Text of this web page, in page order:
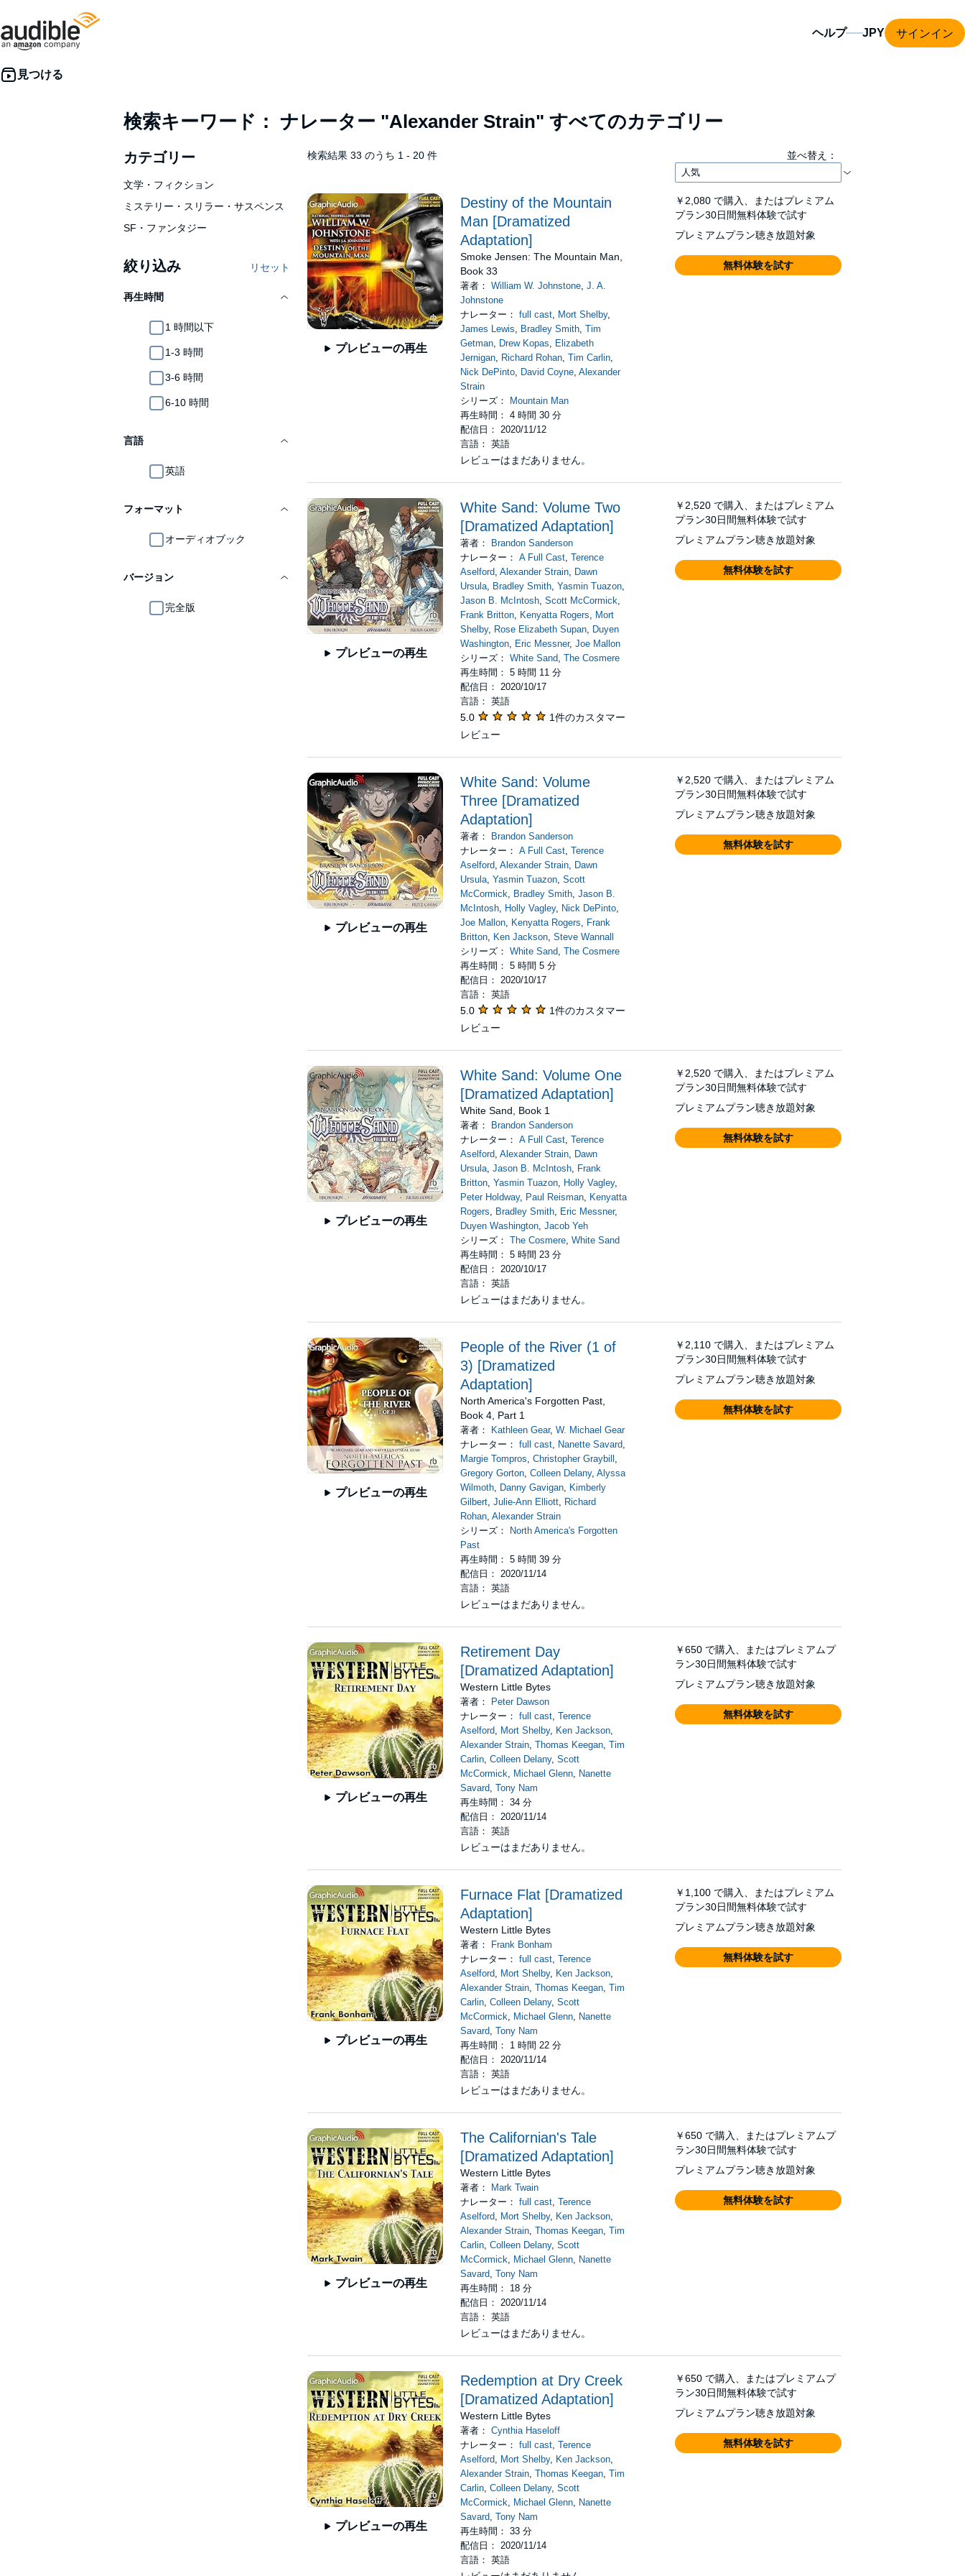
ヘルプ サインイン
検索キーワード： ナレーター "Alexander Strain" すべてのカテゴリー
カテゴリー
文学・フィクション
ミステリー・スリラー・サスペンス
SF・ファンタジー
絞り込み リセット
再生時間
1 時間以下
1-3 時間
3-6 時間
6-10 時間
言語
英語
フォーマット
オーディオブック
バージョン
完全版
検索結果 33 のうち 1 - 20 件 並べ替え：
プレビューの再生
Destiny of the Mountain
Man [Dramatized
Adaptation]
Smoke Jensen: The Mountain Man,
Book 33
著者：William W. Johnstone,J. A.
Johnstone
ナレーター：full cast, Mort Shelby,
James Lewis, Bradley Smith,Tim
Getman, Drew Kopas, Elizabeth
Jernigan, Richard Rohan,Tim Carlin,
Nick DePinto, David Coyne,Alexander
Strain
シリーズ：
Mountain Man
再生時間： 4 時間 30 分
配信日： 2020/11/12
言語： 英語
レビューはまだありません。
￥2,080 で購入、またはプレミアム
プラン30日間無料体験で試す
プレミアムプラン聴き放題対象
無料体験を試す
プレビューの再生
White Sand: Volume Two
[Dramatized Adaptation]
著者：
Brandon Sanderson
ナレーター：A Full Cast,Terence
Aselford,Alexander Strain, Dawn
Ursula, Bradley Smith,Yasmin Tuazon,
Jason B. McIntosh,Scott McCormick,
Frank Britton, Kenyatta Rogers, Mort
Shelby, Rose Elizabeth Supan, Duyen
Washington, Eric Messner,Joe Mallon
シリーズ：White Sand,The Cosmere
再生時間： 5 時間 11 分
配信日： 2020/10/17
言語： 英語
5.0
1件のカスタマー
レビュー
￥2,520 で購入、またはプレミアム
プラン30日間無料体験で試す
プレミアムプラン聴き放題対象
無料体験を試す
プレビューの再生
White Sand: Volume
Three [Dramatized
Adaptation]
著者：
Brandon Sanderson
ナレーター：A Full Cast,Terence
Aselford,Alexander Strain, Dawn
Ursula,Yasmin Tuazon,Scott
McCormick, Bradley Smith,Jason B.
McIntosh, Holly Vagley, Nick DePinto,
Joe Mallon, Kenyatta Rogers, Frank
Britton, Ken Jackson,Steve Wannall
シリーズ：White Sand,The Cosmere
再生時間： 5 時間 5 分
配信日： 2020/10/17
言語： 英語
5.0
1件のカスタマー
レビュー
￥2,520 で購入、またはプレミアム
プラン30日間無料体験で試す
プレミアムプラン聴き放題対象
無料体験を試す
プレビューの再生
White Sand: Volume One
[Dramatized Adaptation]
White Sand, Book 1
著者：
Brandon Sanderson
ナレーター：A Full Cast,Terence
Aselford,Alexander Strain, Dawn
Ursula,Jason B. McIntosh, Frank
Britton,Yasmin Tuazon, Holly Vagley,
Peter Holdway, Paul Reisman, Kenyatta
Rogers, Bradley Smith, Eric Messner,
Duyen Washington,Jacob Yeh
シリーズ：The Cosmere,White Sand
再生時間： 5 時間 23 分
配信日： 2020/10/17
言語： 英語
レビューはまだありません。
￥2,520 で購入、またはプレミアム
プラン30日間無料体験で試す
プレミアムプラン聴き放題対象
無料体験を試す
プレビューの再生
People of the River (1 of
3) [Dramatized
Adaptation]
North America's Forgotten Past,
Book 4, Part 1
著者： Kathleen Gear,W. Michael Gear
ナレーター：full cast, Nanette Savard,
Margie Tompros,Christopher Graybill ,
Gregory Gorton,Colleen Delany,Alyssa
Wilmoth, Danny Gavigan, Kimberly
Gilbert,Julie-Ann Elliott, Richard
Rohan,Alexander Strain
シリーズ：
North America's Forgotten
Past
再生時間： 5 時間 39 分
配信日： 2020/11/14
言語： 英語
レビューはまだありません。
￥2,110 で購入、またはプレミアム
プラン30日間無料体験で試す
プレミアムプラン聴き放題対象
無料体験を試す
プレビューの再生
Retirement Day
[Dramatized Adaptation]
Western Little Bytes
著者：
Peter Dawson
ナレーター：full cast,Terence
Aselford, Mort Shelby, Ken Jackson,
Alexander Strain,Thomas Keegan,Tim
Carlin,Colleen Delany,Scott
McCormick, Michael Glenn, Nanette
Savard,Tony Nam
再生時間： 34 分
配信日： 2020/11/14
言語： 英語
レビューはまだありません。
￥650 で購入、またはプレミアムプ
ラン30日間無料体験で試す
プレミアムプラン聴き放題対象
無料体験を試す
プレビューの再生
Furnace Flat [Dramatized
Adaptation]
Western Little Bytes
著者：
Frank Bonham
ナレーター：full cast,Terence
Aselford, Mort Shelby, Ken Jackson,
Alexander Strain,Thomas Keegan,Tim
Carlin,Colleen Delany,Scott
McCormick, Michael Glenn, Nanette
Savard,Tony Nam
再生時間： 1 時間 22 分
配信日： 2020/11/14
言語： 英語
レビューはまだありません。
￥1,100 で購入、またはプレミアム
プラン30日間無料体験で試す
プレミアムプラン聴き放題対象
無料体験を試す
プレビューの再生
The Californian's Tale
[Dramatized Adaptation]
Western Little Bytes
著者：
Mark Twain
ナレーター：full cast,Terence
Aselford, Mort Shelby, Ken Jackson,
Alexander Strain,Thomas Keegan,Tim
Carlin,Colleen Delany,Scott
McCormick, Michael Glenn, Nanette
Savard,Tony Nam
再生時間： 18 分
配信日： 2020/11/14
言語： 英語
レビューはまだありません。
￥650 で購入、またはプレミアムプ
ラン30日間無料体験で試す
プレミアムプラン聴き放題対象
無料体験を試す
プレビューの再生
Redemption at Dry Creek
[Dramatized Adaptation]
Western Little Bytes
著者：Cynthia Haseloff
ナレーター：full cast,Terence
Aselford, Mort Shelby, Ken Jackson,
Alexander Strain,Thomas Keegan,Tim
Carlin,Colleen Delany,Scott
McCormick, Michael Glenn, Nanette
Savard,Tony Nam
再生時間： 33 分
配信日： 2020/11/14
言語： 英語
￥650 で購入、またはプレミアムプ
ラン30日間無料体験で試す
プレミアムプラン聴き放題対象
無料体験を試す